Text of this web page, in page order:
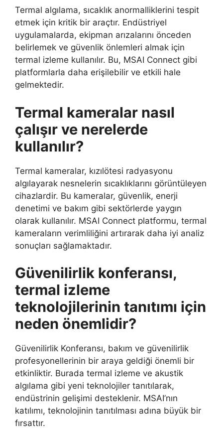
Termal algılama, sıcaklık anormalliklerini tespit
etmek için kritik bir araçtır. Endüstriyel
uygulamalarda, ekipman arızalarını önceden
belirlemek ve güvenlik önlemleri almak için
termal izleme kullanılır. Bu, MSAI Connect gibi
platformlarla daha erişilebilir ve etkili hale
gelmektedir.
Termal kameralar nasıl
çalışır ve nerelerde
kullanılır?
Termal kameralar, kızılötesi radyasyonu
algılayarak nesnelerin sıcaklıklarını görüntüleyen
cihazlardir. Bu kameralar, güvenlik, enerji
denetimi ve bakım gibi sektörlerde yaygın
olarak kullanılır. MSAI Connect platformu, termal
kameraların verimliliğini artırarak daha iyi analiz
sonuçları sağlamaktadır.
Güvenilirlik konferansı,
termal izleme
teknolojilerinin tanıtımı için
neden önemlidir?
Güvenilirlik Konferansı, bakım ve güvenilirlik
profesyonellerinin bir araya geldiği önemli bir
etkinliktir. Burada termal izleme ve akustik
algılama gibi yeni teknolojiler tanıtılarak,
endüstrinin gelişimi desteklenir. MSAI’nın
katılımı, teknolojinin tanıtılması adına büyük bir
fırsattır.